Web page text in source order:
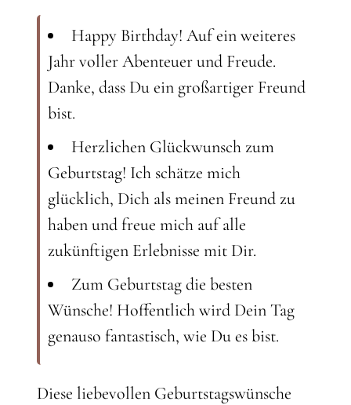
Happy Birthday! Auf ein weiteres
Jahr voller Abenteuer und Freude.
Danke, dass Du ein großartiger Freund
bist.
Herzlichen Glückwunsch zum
Geburtstag! Ich schätze mich
glücklich, Dich als meinen Freund zu
haben und freue mich auf alle
zukünftigen Erlebnisse mit Dir.
Zum Geburtstag die besten
Wünsche! Hoffentlich wird Dein Tag
genauso fantastisch, wie Du es bist.
Diese liebevollen Geburtstagswünsche